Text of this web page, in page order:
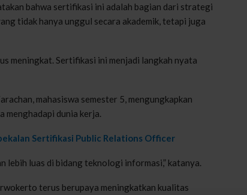
bahwa sertifikasi ini adalah bagian dari strategi
tidak hanya unggul secara akademik, tetapi juga
meningkat. Sertifikasi ini menjadi langkah nyata
mahasiswa semester 5, mengungkapkan
menghadapi dunia kerja.
Sertifikasi Public Relations Officer
lebih luas di bidang teknologi informasi,” katanya.
terus berupaya meningkatkan kualitas